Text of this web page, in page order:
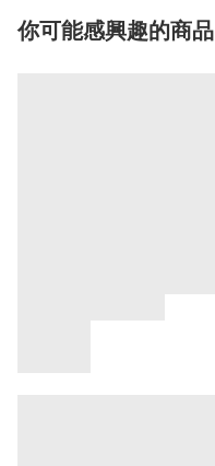
你可能感興趣的商品